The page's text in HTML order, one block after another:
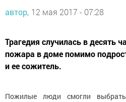
автор, 12 мая 2017 - 07:28
Трагедия случилась в десять
пожара в доме помимо
и ее сожитель.
Пожилые люди смогли